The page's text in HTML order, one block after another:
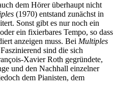
dem Hörer überhaupt nicht
(1970) entstand zunächst in
Sonst gibt es nur noch ein
ein fixierbares Tempo, so dass
anzeigen muss. Bei Multiples
sind die sich
Xavier Roth gegründete,
und den Nachhall einzelner
dem Pianisten, dem